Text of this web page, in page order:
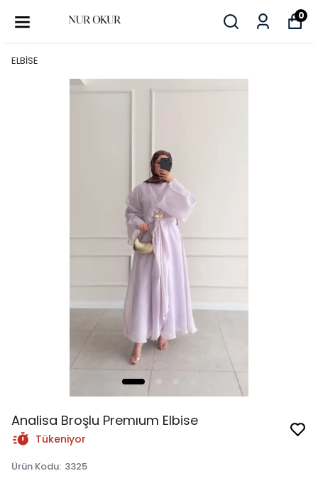
0
ELBİSE
Analisa Broşlu Premıum Elbise
Tükeniyor
Ürün Kodu: 3325